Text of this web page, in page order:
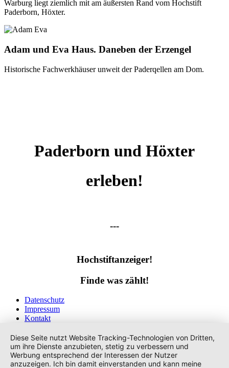
Warburg liegt ziemlich mit am äußersten Rand vom Hochstift
Paderborn, Höxter.
Adam und Eva Haus. Daneben der Erzengel
Historische Fachwerkhäuser unweit der Paderqellen am Dom.
Paderborn und Höxter
erleben!
---
Hochstiftanzeiger!
Finde was zählt!
Datenschutz
Impressum
Kontakt
Diese Seite nutzt Website Tracking-Technologien von Dritten,
um ihre Dienste anzubieten, stetig zu verbessern und
Werbung entsprechend der Interessen der Nutzer
anzuzeigen. Ich bin damit einverstanden und kann meine